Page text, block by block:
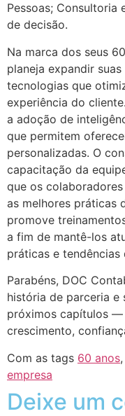
Pessoas; Consultoria
de decisão.
Na marca dos seus
planeja expandir
tecnologias que
experiência do
a adoção de
que permitem
personalizadas. O
capacitação da
que os
as melhores práticas
promove
a fim de mantê-los
práticas e tendências
Parabéns, DOC
história de parceria e
próximos capítulos —
crescimento,
Com as tags 60 anos,
empresa
Deixe um